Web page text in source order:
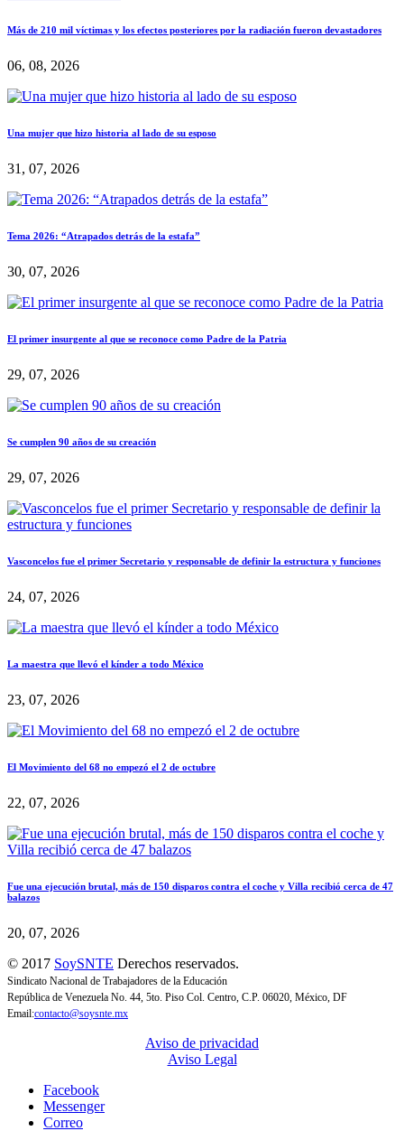
Más de 210 mil víctimas y los efectos posteriores por la radiación fueron devastadores
06, 08, 2026
Una mujer que hizo historia al lado de su esposo
31, 07, 2026
Tema 2026: “Atrapados detrás de la estafa”
30, 07, 2026
El primer insurgente al que se reconoce como Padre de la Patria
29, 07, 2026
Se cumplen 90 años de su creación
29, 07, 2026
Vasconcelos fue el primer Secretario y responsable de definir la estructura y funciones
24, 07, 2026
La maestra que llevó el kínder a todo México
23, 07, 2026
El Movimiento del 68 no empezó el 2 de octubre
22, 07, 2026
Fue una ejecución brutal, más de 150 disparos contra el coche y Villa recibió cerca de 47
balazos
20, 07, 2026
© 2017 SoySNTE Derechos reservados.
Sindicato Nacional de Trabajadores de la Educación
República de Venezuela No. 44, 5to. Piso Col. Centro, C.P. 06020, México, DF
Email:contacto@soysnte.mx
Aviso de privacidad
Aviso Legal
Facebook
Messenger
Correo